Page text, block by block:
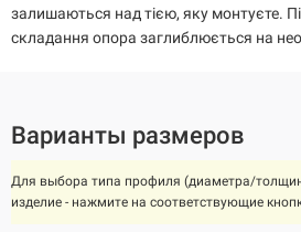
залишаються над тією, яку монтуєте.
складання опора заглиблюється на
Варианты размеров
Для выбора типа профиля (диаметра/
изделие - нажмите на соответствующие